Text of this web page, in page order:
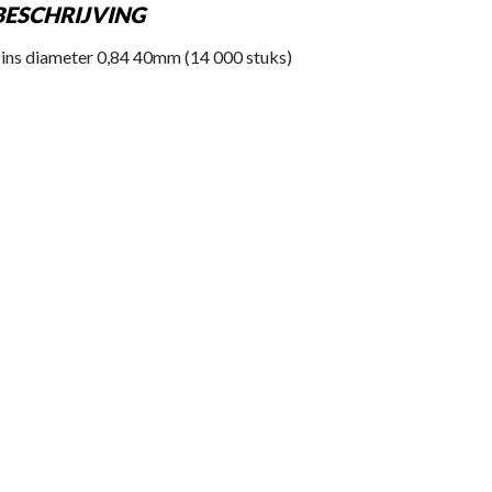
diameter 0,84 40mm (14 000 stuks)